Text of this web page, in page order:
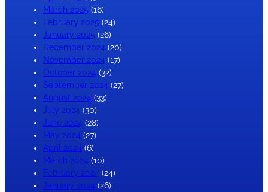
March 2025 (16)
February 2025 (24)
January 2025 (26)
December 2024 (20)
November 2024 (17)
October 2024 (32)
September 2024 (27)
August 2024 (33)
July 2024 (30)
June 2024 (28)
May 2024 (27)
April 2024 (6)
March 2024 (10)
February 2024 (24)
January 2024 (26)